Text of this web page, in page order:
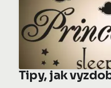
Tipy, jak